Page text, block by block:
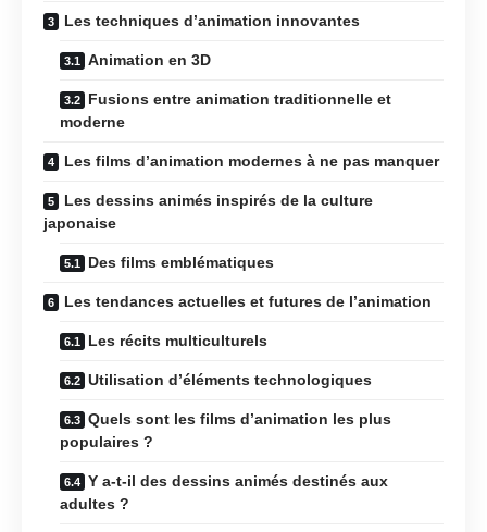
Les techniques d’animation innovantes
Animation en 3D
Fusions entre animation traditionnelle et
moderne
Les films d’animation modernes à ne pas manquer
Les dessins animés inspirés de la culture
japonaise
Des films emblématiques
Les tendances actuelles et futures de l’animation
Les récits multiculturels
Utilisation d’éléments technologiques
Quels sont les films d’animation les plus
populaires ?
Y a-t-il des dessins animés destinés aux
adultes ?